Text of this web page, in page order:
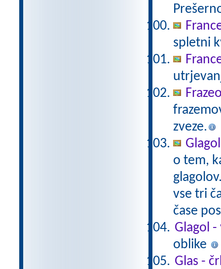
spletni
zveze.
o tem,
vse tri
čase
Glagol -
oblike
Glas -